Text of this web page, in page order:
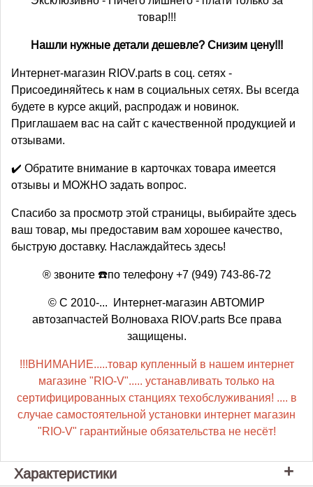
товар!!!
Нашли нужные детали дешевле? Снизим цену!!!
Интернет-магазин RIOV.parts в соц. сетях -
Присоединяйтесь к нам в социальных сетях. Вы всегда
будете в курсе акций, распродаж и новинок.
Приглашаем вас на сайт с качественной продукцией и
отзывами.
✔️ Обратите внимание в карточках товара имеется
отзывы и МОЖНО задать вопрос.
Спасибо за просмотр этой страницы, выбирайте здесь
ваш товар, мы предоставим вам хорошее качество,
быструю доставку. Наслаждайтесь здесь!
® звоните ☎️по телефону +7 (949) 743-86-72
© С 2010-... Интернет-магазин АВТОМИР
автозапчастей Волноваха RIOV.parts Все права
защищены.
!!!ВНИМАНИЕ.....товар купленный в нашем интернет
магазине "RIO-V"..... устанавливать только на
сертифицированных станциях техобслуживания! .... в
случае самостоятельной установки интернет магазин
"RIO-V" гарантийные обязательства не несёт!
Характеристики